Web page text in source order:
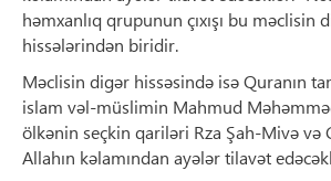
həmxanlıq qrupunun çıxışı bu məclisin
hissələrindən biridir.
Məclisin digər hissəsində isə Quranın
islam vəl-müslimin Mahmud
ölkənin seçkin qariləri Rza Şah-Mivə və
Allahın kəlamından ayələr tilavət